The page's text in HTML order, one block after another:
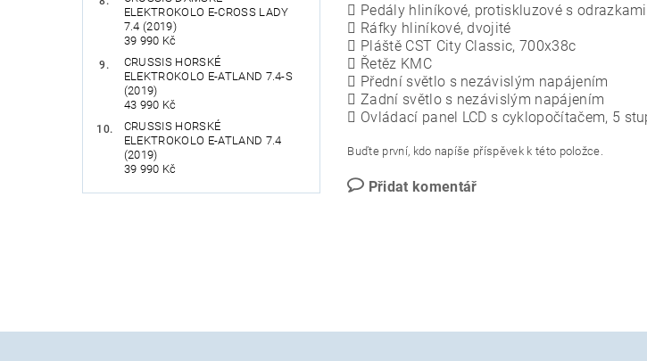
ELEKTROKOLO E-CROSS LADY
7.4 (2019)
39 990 Kč
CRUSSIS HORSKÉ
ELEKTROKOLO E-ATLAND 7.4-S
(2019)
43 990 Kč
CRUSSIS HORSKÉ
ELEKTROKOLO E-ATLAND 7.4
(2019)
39 990 Kč
 Pedály hliníkové, protiskluzové s odrazkami
 Ráfky hliníkové, dvojité
 Pláště CST City Classic, 700x38c
 Řetěz KMC
 Přední světlo s nezávislým napájením
 Zadní světlo s nezávislým napájením
 Ovládací panel LCD s cyklopočítačem, 5
Buďte první, kdo napíše příspěvek k této položce.
Přidat komentář